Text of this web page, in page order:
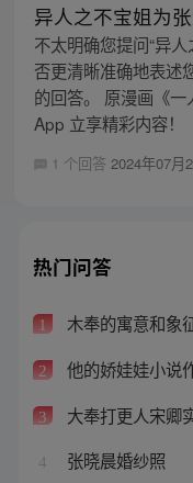
异人之不宝姐为
不太明确您提问“异
否更清晰准确地表述
的回答。 原漫画《
App 立享精彩内容！
1 个回答 2024年07月
热门问答
1 木奉的寓意和象
2 他的娇娃娃小说
3 大奉打更人宋卿
4 张晓晨婚纱照